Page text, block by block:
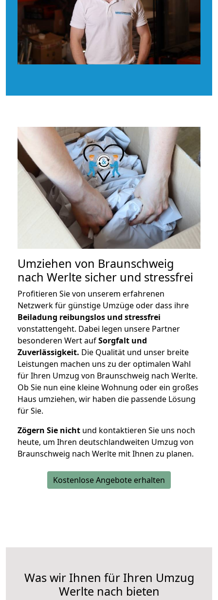
Umziehen von Braunschweig
nach Werlte sicher und stressfrei
Profitieren Sie von unserem erfahrenen
Netzwerk für günstige Umzüge oder dass ihre
Beiladung reibungslos und stressfrei
vonstattengeht. Dabei legen unsere Partner
besonderen Wert aufSorgfalt und
Zuverlässigkeit. Die Qualität und unser breite
Leistungen machen uns zu der optimalen Wahl
für Ihren Umzug von Braunschweig nach Werlte.
Ob Sie nun eine kleine Wohnung oder ein großes
Haus umziehen, wir haben die passende Lösung
für Sie.
Zögern Sie nicht und kontaktieren Sie uns noch
heute, um Ihren deutschlandweiten Umzug von
Braunschweig nach Werlte mit Ihnen zu planen.
Kostenlose Angebote erhalten
Was wir Ihnen für Ihren Umzug
Werlte nach bieten